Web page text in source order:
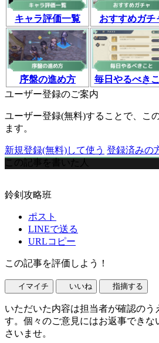
キャラ評価一覧 おすすめガチ
序盤の進め方 毎日やるべき
ユーザー登録のご案内
ユーザー登録(無料)することで、こ
ます。
新規登録(無料)して使う 登録済みの
この記事を書いた人
鈴剣攻略班
ポスト
LINEで送る
URLコピー
この記事を評価しよう！
イマイチ いいね 指摘する
いただいた内容は担当者が確認のう
す。個々のご意見にはお返事できな
さいませ。